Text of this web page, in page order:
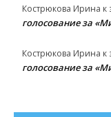
Кострюкова Ирина к
голосование за
Кострюкова Ирина к
голосование за